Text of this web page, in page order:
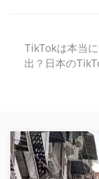
TikTokは本当
出？日本の